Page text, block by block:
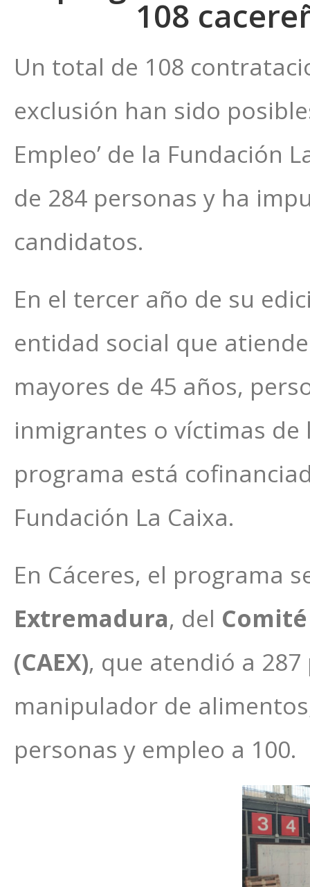
108
Un total de 108
exclusión han sido
Empleo’ de la Fundación
de 284 personas y ha
candidatos.
En el tercer año de su
entidad social que
mayores de 45 años,
inmigrantes o víctimas
programa está
Fundación La Caixa.
En Cáceres, el programa
Extremadura, del
(CAEX), que atendió a
manipulador de
personas y empleo a 100.